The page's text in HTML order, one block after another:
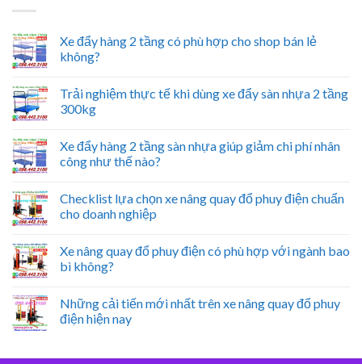
Xe đẩy hàng 2 tầng có phù hợp cho shop bán lẻ
không?
Trải nghiệm thực tế khi dùng xe đẩy sàn nhựa 2 tầng
300kg
Xe đẩy hàng 2 tầng sàn nhựa giúp giảm chi phí nhân
công như thế nào?
Checklist lựa chọn xe nâng quay đổ phuy điện chuẩn
cho doanh nghiệp
Xe nâng quay đổ phuy điện có phù hợp với ngành bao
bì không?
Những cải tiến mới nhất trên xe nâng quay đổ phuy
điện hiện nay